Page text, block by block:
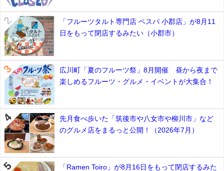
「フルーツタルト専門店 ベスパ 小郡店」が8月11
日をもって閉店するみたい（小郡市）
広川町「夏のフルーツ祭」8月開催 昼から夜まで
楽しめるフルーツ・グルメ・イベントが大集合！
先月食べ歩いた「筑後市や八女市や柳川市」など
のグルメ店をまるっと公開！（2026年7月）
「Ramen Toiro」が8月16日をもって閉店するみた